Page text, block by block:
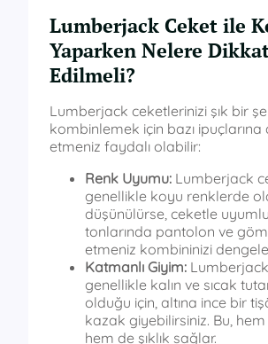
Lumberjack Ceket ile
Yaparken Nelere
Edilmeli?
Lumberjack ceketlerinizi şık bir
kombinlemek için bazı
etmeniz faydalı olabilir:
Renk Uyumu: Lumberjack
genellikle koyu renklerde
düşünülürse, ceketle
tonlarında pantolon ve
etmeniz kombininizi
Katmanlı Giyim:
genellikle kalın ve sıcak
olduğu için, altına ince bir
kazak giyebilirsiniz. Bu, hem
hem de şıklık sağlar.